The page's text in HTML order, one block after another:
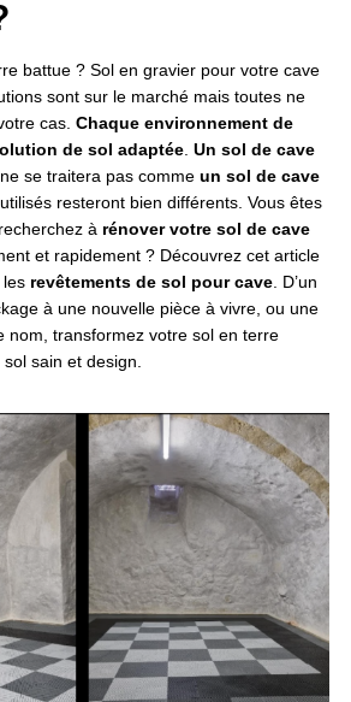
battue ? Sol en gravier pour votre cave
sont sur le marché mais toutes ne
cas. Chaque environnement de
de sol adaptée. Un sol de cave
se traitera pas comme un sol de cave
resteront bien différents. Vous êtes
à rénover votre sol de cave
et rapidement ? Découvrez cet article
les revêtements de sol pour cave. D’un
à une nouvelle pièce à vivre, ou une
nom, transformez votre sol en terre
sain et design.